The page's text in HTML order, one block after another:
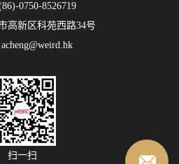
0750-8526719
高新区科苑西路34号
扫一扫